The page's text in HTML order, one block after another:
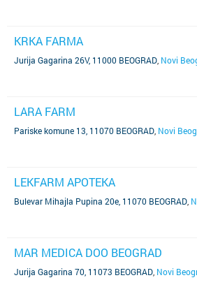
KRKA FARMA
Jurija Gagarina 26V, 11000 BEOGRAD Novi
LARA FARM
Pariske komune 13, 11070 BEOGRAD Novi
LEKFARM APOTEKA
Bulevar Mihajla Pupina 20e, 11070 BEOGRAD
MAR MEDICA DOO BEOGRAD
Jurija Gagarina 70, 11073 BEOGRAD Novi